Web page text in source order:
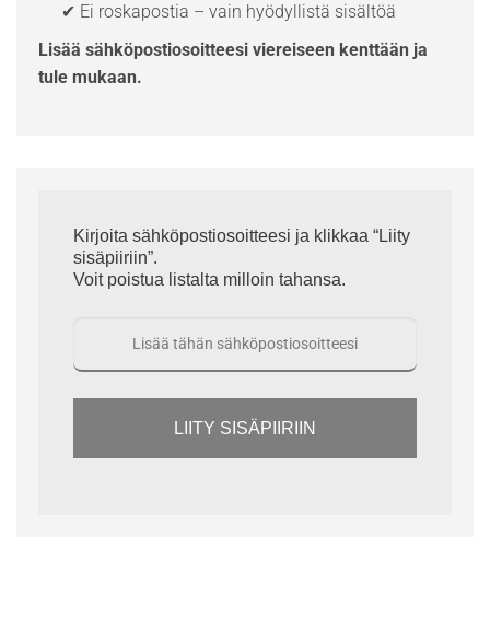
✔ Ei roskapostia – vain hyödyllistä sisältöä
Lisää sähköpostiosoitteesi viereiseen kenttään ja
tule mukaan.
Kirjoita sähköpostiosoitteesi ja klikkaa “Liity
sisäpiiriin”.
Voit poistua listalta milloin tahansa.
LIITY SISÄPIIRIIN